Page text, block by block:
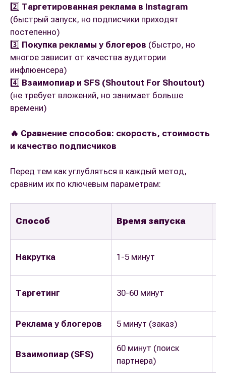
2️⃣ Таргетированная реклама в Instagram
(быстрый запуск, но подписчики приходят
постепенно)
3️⃣ Покупка рекламы у блогеров (быстро, но
многое зависит от качества аудитории
инфлюенсера)
4️⃣ Взаимопиар и SFS (Shoutout For Shoutout)
(не требует вложений, но занимает больше
времени)
🔥 Сравнение способов: скорость, стоимость
и качество подписчиков
Перед тем как углубляться в каждый метод,
сравним их по ключевым параметрам:
Способ Время запуска
Накрутка 1-5 минут
Таргетинг 30-60 минут
Реклама у блогеров 5 минут (заказ)
Взаимопиар (SFS)
60 минут (поиск
партнера)